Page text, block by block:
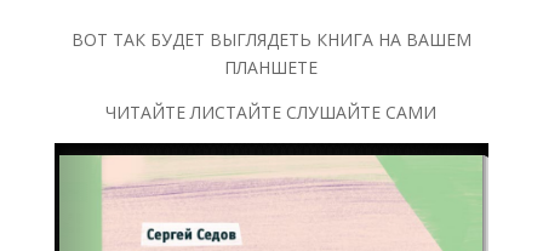
ВОТ ТАК БУДЕТ ВЫГЛЯДЕТЬ КНИГА НА ВАШЕМ
ПЛАНШЕТЕ
ЧИТАЙТЕ ЛИСТАЙТЕ СЛУШАЙТЕ САМИ